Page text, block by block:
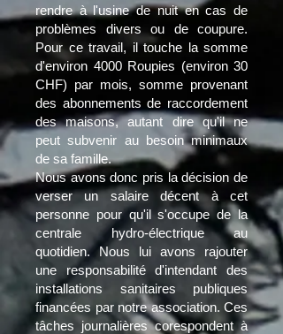
rendre à l'usine de nuit en cas de
problèmes divers ou de coupure.
Pour ce travail, il touche la somme
d'environ 4000 Roupies (environ 30
CHF) par mois, somme provenant
des abonnements de raccordement
des maisons, autant dire qu'il ne
peut subvenir au besoin minimaux
de sa famille.
Nous avons donc pris la décision de
verser un salaire décent à cet
personne pour qu'il s'occupe de la
centrale hydro-électrique au
quotidien. Nous lui avons rajouter
une responsabilité d'intendant des
installations sanitaires publiques
financées par notre association. Ces
tâches journalières corespondent à